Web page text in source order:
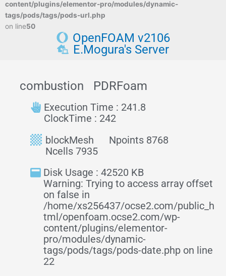
content/plugins/elementor-pro/modules/dynamic-
tags/pods/tags/pods-url.php
on line50
OpenFOAM v2106
E.Mogura's Server
combustion PDRFoam
Execution Time : 241.8
ClockTime : 242
blockMesh
Npoints 8768
Ncells 7935
Disk Usage : 42520 KB
Warning: Trying to access array offset
on false in
/home/xs256437/ocse2.com/public_h
tml/openfoam.ocse2.com/wp-
content/plugins/elementor-
pro/modules/dynamic-
tags/pods/tags/pods-date.php on line
22